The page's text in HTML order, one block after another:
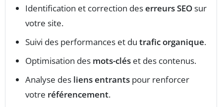
Identification et correction deserreurs SEOsur
votre site.
Suivi des performances et du trafic organique.
Optimisation des mots-clés et des contenus.
Analyse des liens entrants pour renforcer
votre référencement.